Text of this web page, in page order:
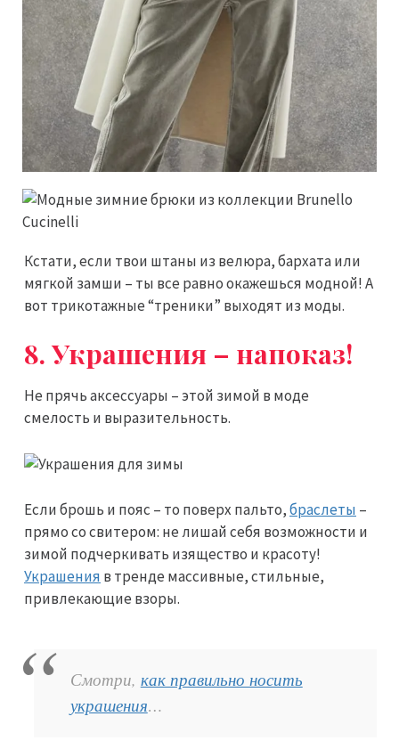
Кстати, если твои штаны из велюра, бархата или
мягкой замши – ты все равно окажешься модной! А
вот трикотажные “треники” выходят из моды.
8. Украшения – напоказ!
Не прячь аксессуары – этой зимой в моде
смелость и выразительность.
Если брошь и пояс – то поверх пальто,браслеты –
прямо со свитером: не лишай себя возможности и
зимой подчеркивать изящество и красоту!
Украшения в тренде массивные, стильные,
привлекающие взоры.
Смотри, как правильно носить
украшения…